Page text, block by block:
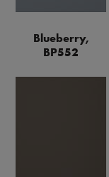
Blueberry,
BP552